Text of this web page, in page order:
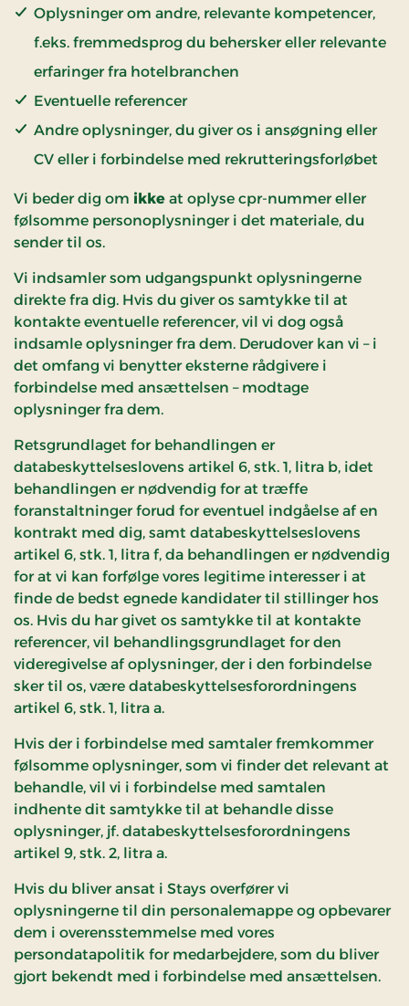
Oplysninger om andre, relevante kompetencer,
f.eks. fremmedsprog du behersker eller relevante
erfaringer fra hotelbranchen
Eventuelle referencer
Andre oplysninger, du giver os i ansøgning eller
CV eller i forbindelse med rekrutteringsforløbet
Vi beder dig om ikke at oplyse cpr-nummer eller
følsomme personoplysninger i det materiale, du
sender til os.
Vi indsamler som udgangspunkt oplysningerne
direkte fra dig. Hvis du giver os samtykke til at
kontakte eventuelle referencer, vil vi dog også
indsamle oplysninger fra dem. Derudover kan vi – i
det omfang vi benytter eksterne rådgivere i
forbindelse med ansættelsen – modtage
oplysninger fra dem.
Retsgrundlaget for behandlingen er
databeskyttelseslovens artikel 6, stk. 1, litra b, idet
behandlingen er nødvendig for at træffe
foranstaltninger forud for eventuel indgåelse af en
kontrakt med dig, samt databeskyttelseslovens
artikel 6, stk. 1, litra f, da behandlingen er nødvendig
for at vi kan forfølge vores legitime interesser i at
finde de bedst egnede kandidater til stillinger hos
os. Hvis du har givet os samtykke til at kontakte
referencer, vil behandlingsgrundlaget for den
videregivelse af oplysninger, der i den forbindelse
sker til os, være databeskyttelsesforordningens
artikel 6, stk. 1, litra a.
Hvis der i forbindelse med samtaler fremkommer
følsomme oplysninger, som vi finder det relevant at
behandle, vil vi i forbindelse med samtalen
indhente dit samtykke til at behandle disse
oplysninger, jf. databeskyttelsesforordningens
artikel 9, stk. 2, litra a.
Hvis du bliver ansat i Stays overfører vi
oplysningerne til din personalemappe og opbevarer
dem i overensstemmelse med vores
persondatapolitik for medarbejdere, som du bliver
gjort bekendt med i forbindelse med ansættelsen.